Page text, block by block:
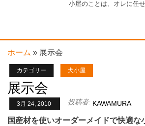
小屋のことは、オレに任
ホーム » 展示会
カテゴリー 犬小屋
展示会
3月 24, 2010 投稿者: KAWAMURA
国産材を使いオーダーメイドで快適な